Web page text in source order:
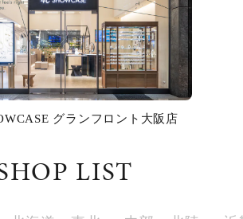
グランフロント大阪店
LIST